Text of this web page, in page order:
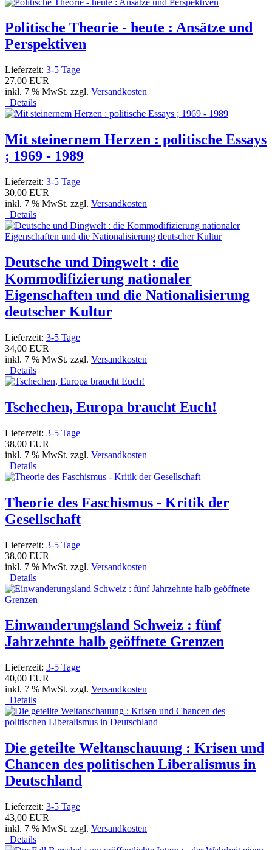
Politische Theorie - heute : Ansätze und
Perspektiven
Lieferzeit: 3-5 Tage
27,00 EUR
inkl. 7 % MwSt. zzgl. Versandkosten
Details
Mit steinernem Herzen : politische Essays
; 1969 - 1989
Lieferzeit: 3-5 Tage
30,00 EUR
inkl. 7 % MwSt. zzgl. Versandkosten
Details
Deutsche und Dingwelt : die
Kommodifizierung nationaler
Eigenschaften und die Nationalisierung
deutscher Kultur
Lieferzeit: 3-5 Tage
34,00 EUR
inkl. 7 % MwSt. zzgl. Versandkosten
Details
Tschechen, Europa braucht Euch!
Lieferzeit: 3-5 Tage
38,00 EUR
inkl. 7 % MwSt. zzgl. Versandkosten
Details
Theorie des Faschismus - Kritik der
Gesellschaft
Lieferzeit: 3-5 Tage
38,00 EUR
inkl. 7 % MwSt. zzgl. Versandkosten
Details
Einwanderungsland Schweiz : fünf
Jahrzehnte halb geöffnete Grenzen
Lieferzeit: 3-5 Tage
40,00 EUR
inkl. 7 % MwSt. zzgl. Versandkosten
Details
Die geteilte Weltanschauung : Krisen und
Chancen des politischen Liberalismus in
Deutschland
Lieferzeit: 3-5 Tage
43,00 EUR
inkl. 7 % MwSt. zzgl. Versandkosten
Details